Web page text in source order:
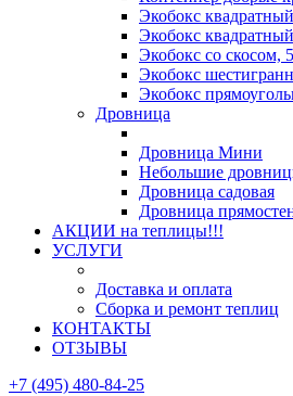
Экобокс
Экобокс
Экобокс со скосом,
Экобокс
Экобокс
Дровница
Дровница Мини
Небольшие
Дровница садовая
Дровница
АКЦИИ на теплицы!!!
УСЛУГИ
Доставка и оплата
Сборка и ремонт теплиц
КОНТАКТЫ
ОТЗЫВЫ
+7 (495) 480-84-25